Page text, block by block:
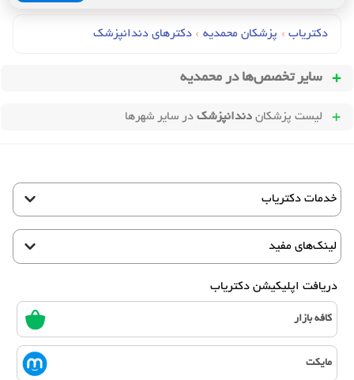
دکتریاب › پزشکان محمدیه › دکترهای دندانپزشک
سایر تخصص‌ها در محمدیه
لیست پزشکان دندانپزشک در سایر شهرها
خدمات دکتریاب
لینک‌های مفید
دریافت اپلیکیشن دکتریاب
کافه بازار
مایکت